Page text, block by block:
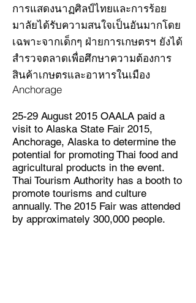
การแสดงนาฏศิลป์ไทยและการร้อย
มาลัยได้รับความสนใจเป็นอันมากโดย
เฉพาะจากเด็กๆ ฝ่ายการเกษตรฯ ยังได้
สำรวจตลาดเพื่อศึกษาความต้องการ
สินค้าเกษตรและอาหารในเมือง
Anchorage
25-29 August 2015 OAALA paid a
visit to Alaska State Fair 2015,
Anchorage, Alaska to determine the
potential for promoting Thai food and
agricultural products in the event.
Thai Tourism Authority has a booth to
promote tourisms and culture
annually. The 2015 Fair was attended
by approximately 300,000 people.